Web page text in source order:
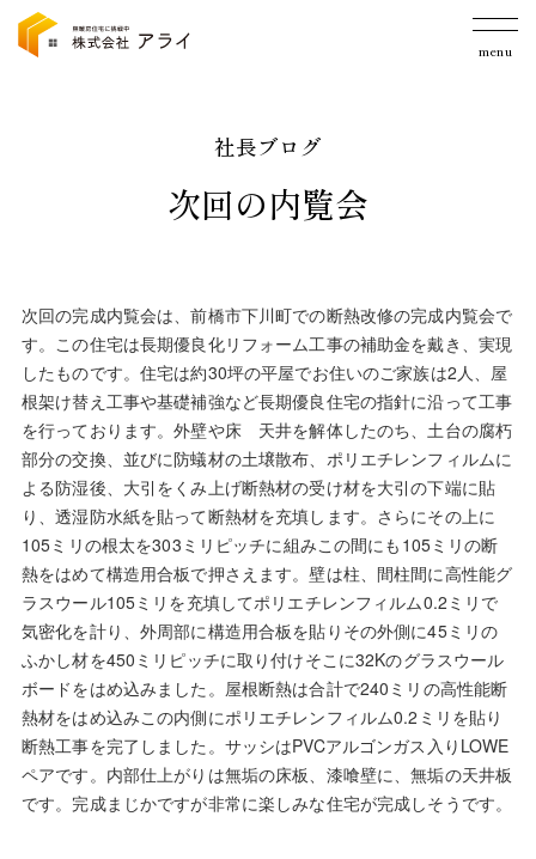
menu
社長ブログ
次回の内覧会
次回の完成内覧会は、前橋市下川町での断熱改修の完成内覧会で
す。この住宅は長期優良化リフォーム工事の補助金を戴き、実現
したものです。住宅は約30坪の平屋でお住いのご家族は2人、屋
根架け替え工事や基礎補強など長期優良住宅の指針に沿って工事
を行っております。外壁や床 天井を解体したのち、土台の腐朽
部分の交換、並びに防蟻材の土壌散布、ポリエチレンフィルムに
よる防湿後、大引をくみ上げ断熱材の受け材を大引の下端に貼
り、透湿防水紙を貼って断熱材を充填します。さらにその上に
105ミリの根太を303ミリピッチに組みこの間にも105ミリの断
熱をはめて構造用合板で押さえます。壁は柱、間柱間に高性能グ
ラスウール105ミリを充填してポリエチレンフィルム0.2ミリで
気密化を計り、外周部に構造用合板を貼りその外側に45ミリの
ふかし材を450ミリピッチに取り付けそこに32Kのグラスウール
ボードをはめ込みました。屋根断熱は合計で240ミリの高性能断
熱材をはめ込みこの内側にポリエチレンフィルム0.2ミリを貼り
断熱工事を完了しました。サッシはPVCアルゴンガス入りLOWE
ペアです。内部仕上がりは無垢の床板、漆喰壁に、無垢の天井板
です。完成まじかですが非常に楽しみな住宅が完成しそうです。